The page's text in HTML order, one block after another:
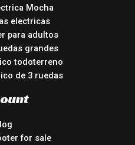
Mocha
electricas
para adultos
grandes
todoterreno
de 3 ruedas
for sale